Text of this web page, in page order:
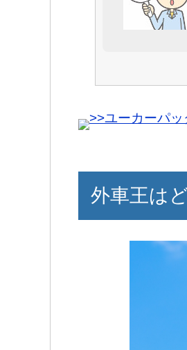
>>ユーカーパッ
外車王は